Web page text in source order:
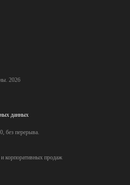
2026
данных
без перерыва.
икорпоративных продаж